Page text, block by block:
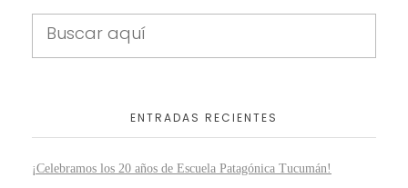
ENTRADAS RECIENTES
¡Celebramos los 20 años de Escuela Patagónica Tucumán!